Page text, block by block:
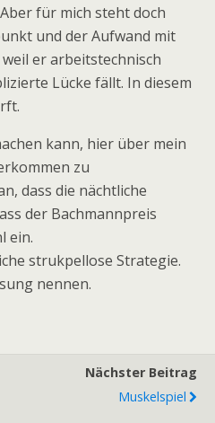
für mich steht doch
und der Aufwand mit
er arbeitstechnisch
Lücke fällt. In diesem
kann, hier über mein
zu
dass die nächtliche
der Bachmannpreis
ein.
strukpellose Strategie.
nennen.
Nächster Beitrag
Muskelspiel